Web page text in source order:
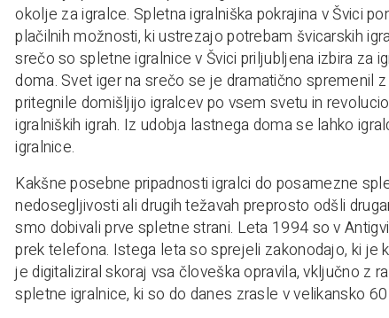
okolje za igralce. Spletna igralniška pokrajina v Švici
plačilnih možnosti, ki ustrezajo potrebam švicarskih
srečo so spletne igralnice v Švici priljubljena izbira za
doma. Svet iger na srečo se je dramatično spremenil
pritegnile domišljijo igralcev po vsem svetu in
igralniških igrah. Iz udobja lastnega doma se lahko
igralnice.
Kakšne posebne pripadnosti igralci do posamezne
nedosegljivosti ali drugih težavah preprosto odšli
smo dobivali prve spletne strani. Leta 1994 so v
prek telefona. Istega leta so sprejeli zakonodajo, ki
je digitaliziral skoraj vsa človeška opravila, vključno z
spletne igralnice, ki so do danes zrasle v velikansko